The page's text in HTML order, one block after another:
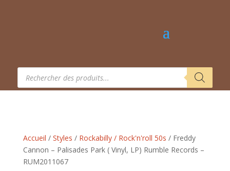
Recherche
produits
Accueil / Styles / Rockabilly / Rock'n'roll 50s / Freddy
Cannon – Palisades Park ( Vinyl, LP) Rumble Records –
RUM2011067